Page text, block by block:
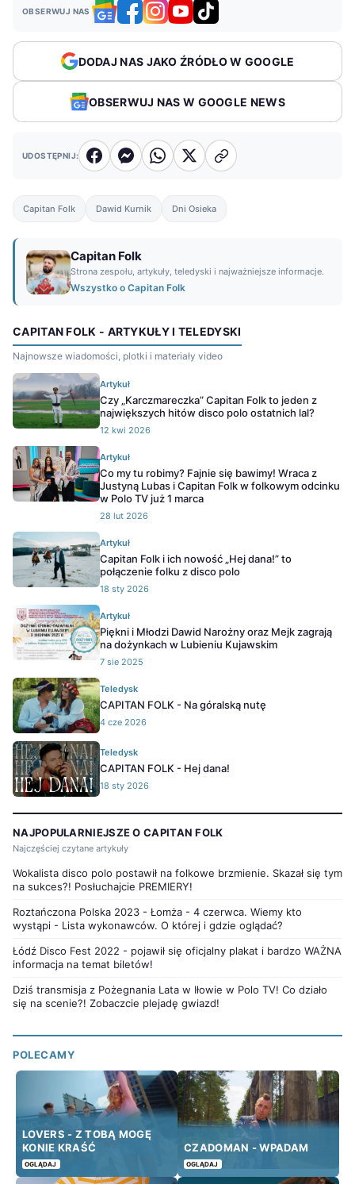
OBSERWUJ NAS
DODAJ NAS JAKO ŹRÓDŁO W GOOGLE
OBSERWUJ NAS W GOOGLE NEWS
UDOSTĘPNIJ:
Capitan Folk Dawid Kurnik Dni Osieka
Capitan Folk
Strona zespołu, artykuły, teledyski i najważniejsze informacje.
Wszystko o Capitan Folk
CAPITAN FOLK - ARTYKUŁY I TELEDYSKI
Najnowsze wiadomości, plotki i materiały video
Artykuł
Czy „Karczmareczka” Capitan Folk to jeden z
największych hitów disco polo ostatnich lal?
12 kwi 2026
Artykuł
Co my tu robimy? Fajnie się bawimy! Wraca z
Justyną Lubas i Capitan Folk w folkowym odcinku
w Polo TV już 1 marca
28 lut 2026
Artykuł
Capitan Folk i ich nowość „Hej dana!” to
połączenie folku z disco polo
18 sty 2026
Artykuł
Piękni i Młodzi Dawid Narożny oraz Mejk zagrają
na dożynkach w Lubieniu Kujawskim
7 sie 2025
Teledysk
CAPITAN FOLK - Na góralską nutę
4 cze 2026
Teledysk
CAPITAN FOLK - Hej dana!
18 sty 2026
NAJPOPULARNIEJSZE O CAPITAN FOLK
Najczęściej czytane artykuły
Wokalista disco polo postawił na folkowe brzmienie. Skazał się tym
na sukces?! Posłuchajcie PREMIERY!
Roztańczona Polska 2023 - Łomża - 4 czerwca. Wiemy kto
wystąpi - Lista wykonawców. O której i gdzie oglądać?
Łódź Disco Fest 2022 - pojawił się oficjalny plakat i bardzo WAŻNA
informacja na temat biletów!
Dziś transmisja z Pożegnania Lata w Iłowie w Polo TV! Co działo
się na scenie?! Zobaczcie plejadę gwiazd!
POLECAMY
LOVERS - Z TOBĄ MOGĘ
KONIE KRAŚĆ
OGLĄDAJ
CZADOMAN - WPADAM
OGLĄDAJ